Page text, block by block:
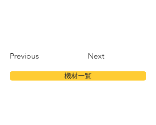
Previous Next
機材一覧